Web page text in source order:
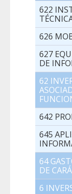
622
626
627
DE
62
642
645
64
DE
6